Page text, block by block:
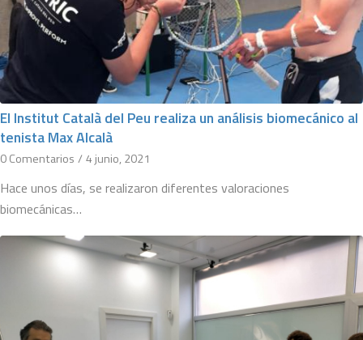
El Institut Català del Peu realiza un análisis biomecánico al
tenista Max Alcalà
0 Comentarios /4 junio, 2021
Hace unos días, se realizaron diferentes valoraciones
biomecánicas…